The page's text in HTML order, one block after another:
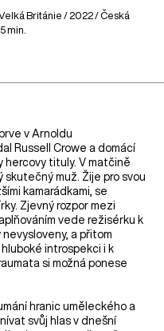
Británie / 2022 / Česká
min.
v Arnoldu
Russell Crowe a domácí
hercovy tituly. V matčině
muž. Žije pro svou
kamarádkami, se
Zjevný rozpor mezi
vede režisérku k
a přitom
introspekci i k
si možná ponese
hranic uměleckého a
svůj hlas v dnešní